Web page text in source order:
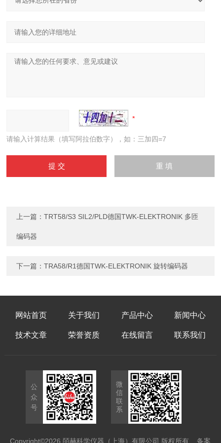
请输入计算结果（填写阿拉伯数字），如：三加四=7
上一篇：TRT58/S3 SIL2/PLD德国TWK-ELEKTRONIK 多匝
编码器
下一篇：TRA58/R1德国TWK-ELEKTRONIK 旋转编码器
网站首页 关于我们 产品中心 新闻中心
技术文章 荣誉资质 在线留言 联系我们
公
众
号
微
信
联
系
Copyright©2026 皕赫科学仪器（上海）有限公司 版权所有备案